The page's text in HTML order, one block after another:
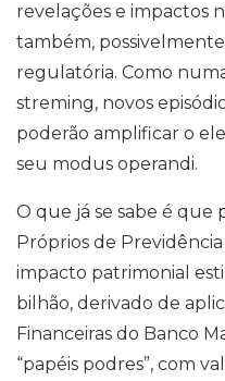
revelações e impactos
também,
regulatória. Como
streming, novos
poderão amplificar o
seu modus operandi.
O que já se sabe é que
Próprios de
impacto patrimonial
bilhão, derivado de
Financeiras do Banco
“papéis podres”, com